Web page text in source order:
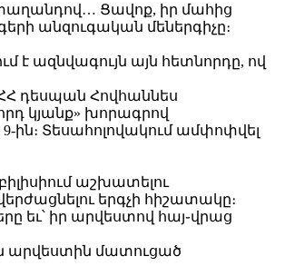
տաղանդով… Ցավոք, իր մահից
անզուգական մեներգիչը։
է ազնվագույն այն հետնորդը, ով
դեսպան Հովհաննես
կյանք» խորագրով
ին։ Տեսահոլովակում ամփոփվել
աշխատելու
երգչի հիշատակը։
եւ՝ իր արվեստով հայ֊վրաց
արվեստին մատուցած